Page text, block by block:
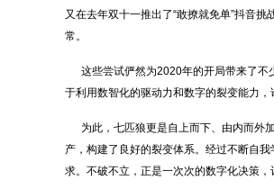
又在去年双十一推出了“敢撩就免单”抖音
常。
这些尝试俨然为2020年的开局带来了不
于利用数智化的驱动力和数字的裂变能力，
为此，七匹狼更是自上而下、由内而外
产，构建了良好的裂变体系。经过不断自
求。不破不立，正是一次次的数字化决策